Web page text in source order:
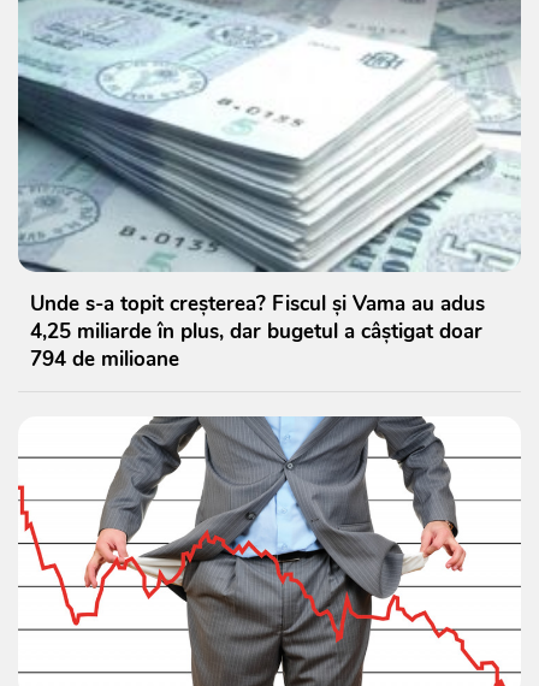
Unde s-a topit creșterea? Fiscul și Vama au adus
4,25 miliarde în plus, dar bugetul a câștigat doar
794 de milioane